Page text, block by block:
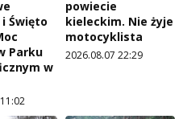
Święto
Parku
w
powiecie
kieleckim. Nie żyje
motocyklista
2026.08.07 22:29